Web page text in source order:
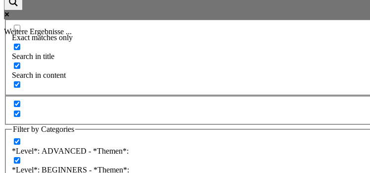
Weitere Ergebnisse ...
Exact matches only
Search in title
Search in content
Filter by Categories
*Level*: ADVANCED - *Themen*:
*Level*: BEGINNERS - *Themen*: